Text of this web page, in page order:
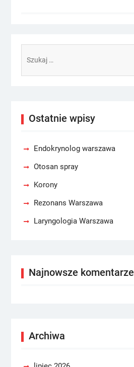
Ostatnie wpisy
Endokrynolog warszawa
Otosan spray
Korony
Rezonans Warszawa
Laryngologia Warszawa
Najnowsze komentarze
Archiwa